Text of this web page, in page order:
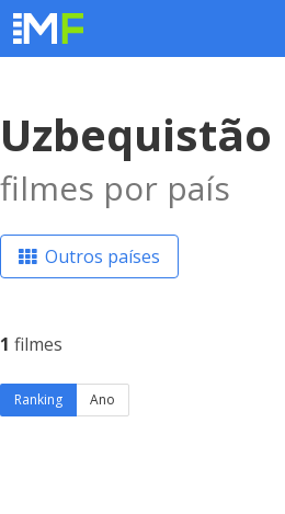
Uzbequistão
filmes por país
Outros países
1 filmes
Ranking Ano